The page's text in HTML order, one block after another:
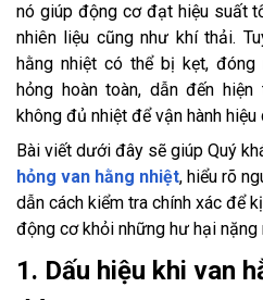
nó giúp động cơ đạt hiệu suất
nhiên liệu cũng như khí thải.
hằng nhiệt có thể bị kẹt,
hỏng hoàn toàn, dẫn đến
không đủ nhiệt để vận hành hiệu
Bài viết dưới đây sẽ giúp Quý
hỏng van hằng nhiệt, hiểu rõ
dẫn cách kiểm tra chính xác để
động cơ khỏi những hư hại nặng
1. Dấu hiệu khi van